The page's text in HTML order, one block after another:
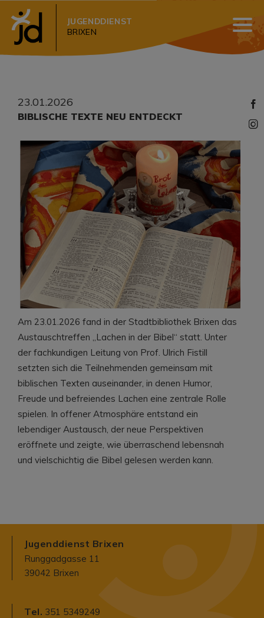
JUGENDDIENST
BRIXEN
23.01.2026
BIBLISCHE TEXTE NEU ENTDECKT
Am 23.01.2026 fand in der Stadtbibliothek Brixen das
Austauschtreffen „Lachen in der Bibel“ statt. Unter
der fachkundigen Leitung von Prof. Ulrich Fistill
setzten sich die Teilnehmenden gemeinsam mit
biblischen Texten auseinander, in denen Humor,
Freude und befreiendes Lachen eine zentrale Rolle
spielen. In offener Atmosphäre entstand ein
lebendiger Austausch, der neue Perspektiven
eröffnete und zeigte, wie überraschend lebensnah
und vielschichtig die Bibel gelesen werden kann.
Jugenddienst Brixen
Runggadgasse 11
39042 Brixen
Tel. 351 5349249